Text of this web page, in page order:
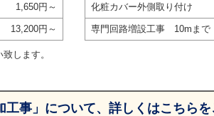
1,650円～
13,200円～
化粧カバー外側取り付け
専門回路増設工事 10mまで
します。
工事」について、詳しくはこちら